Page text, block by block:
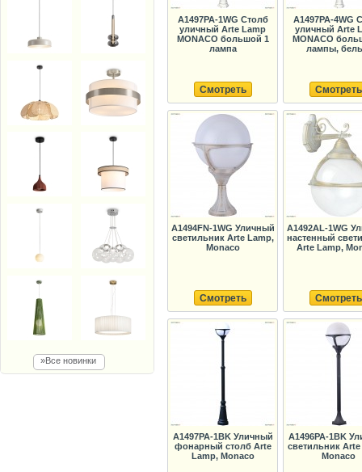
»Все новинки
A1497PA-1WG Столб
уличный Arte Lamp
MONACO большой 1
лампа
Смотреть
A1497PA-4WG
уличный Arte
MONACO
лампы,
Смотреть
A1494FN-1WG Уличный
светильник Arte Lamp,
Monaco
Смотреть
A1492AL-1WG
настенный
Arte Lamp,
Смотреть
A1497PA-1BK Уличный
фонарный столб Arte
Lamp, Monaco
A1496PA-1BK
светильник
Monaco